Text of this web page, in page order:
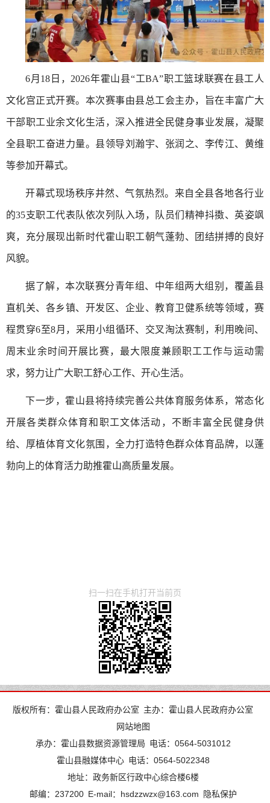
6月18日，2026年霍山县“工BA”职工篮球联赛在县工人
文化宫正式开赛。本次赛事由县总工会主办，旨在丰富广大
干部职工业余文化生活，深入推进全民健身事业发展，凝聚
全县职工奋进力量。县领导刘瀚宇、张润之、李传江、黄维
等参加开幕式。
开幕式现场秩序井然、气氛热烈。来自全县各地各行业
的35支职工代表队依次列队入场，队员们精神抖擞、英姿飒
爽，充分展现出新时代霍山职工朝气蓬勃、团结拼搏的良好
风貌。
据了解，本次联赛分青年组、中年组两大组别，覆盖县
直机关、各乡镇、开发区、企业、教育卫健系统等领域，赛
程贯穿6至8月，采用小组循环、交叉淘汰赛制，利用晚间、
周末业余时间开展比赛，最大限度兼顾职工工作与运动需
求，努力让广大职工舒心工作、开心生活。
下一步，霍山县将持续完善公共体育服务体系，常态化
开展各类群众体育和职工文体活动，不断丰富全民健身供
给、厚植体育文化氛围，全力打造特色群众体育品牌，以蓬
勃向上的体育活力助推霍山高质量发展。
扫一扫在手机打开当前页
版权所有：霍山县人民政府办公室 主办：霍山县人民政府办公室
网站地图
承办：霍山县数据资源管理局 电话：0564-5031012
霍山县融媒体中心 电话：0564-5022348
地址：政务新区行政中心综合楼6楼
邮编：237200 E-mail：hsdzzwzx@163.com 隐私保护